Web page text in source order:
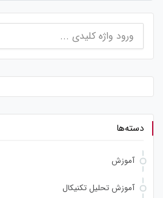
جستجو
برای:
دسته‌ها
آموزش
آموزش تحلیل تکنیکال